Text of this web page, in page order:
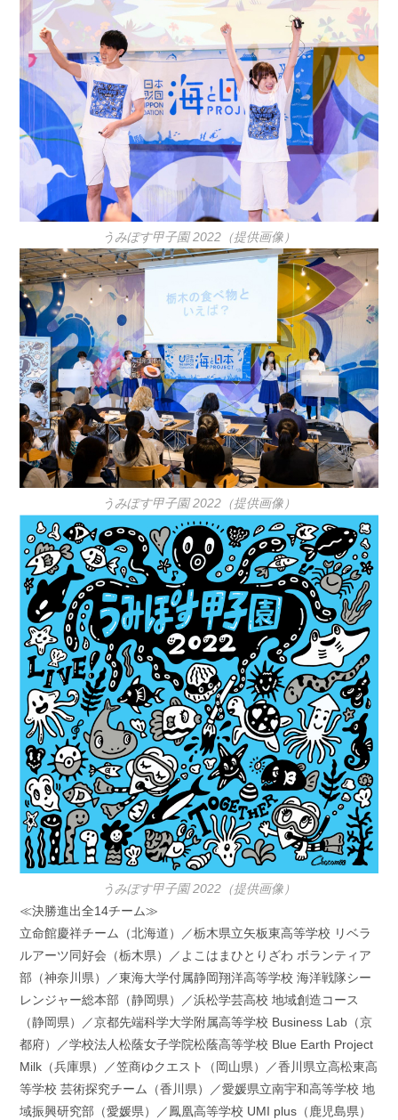
うみぽす甲子園 2022（提供画像）
うみぽす甲子園 2022（提供画像）
うみぽす甲子園 2022（提供画像）
≪決勝進出全14チーム≫
立命館慶祥チーム（北海道）／栃木県立矢板東高等学校 リベラ
ルアーツ同好会（栃木県）／よこはまひとりざわ ボランティア
部（神奈川県）／東海大学付属静岡翔洋高等学校 海洋戦隊シー
レンジャー総本部（静岡県）／浜松学芸高校 地域創造コース
（静岡県）／京都先端科学大学附属高等学校 Business Lab（京
都府）／学校法人松蔭女子学院松蔭高等学校 Blue Earth Project
Milk（兵庫県）／笠商ゆクエスト（岡山県）／香川県立高松東高
等学校 芸術探究チーム（香川県）／愛媛県立南宇和高等学校 地
域振興研究部（愛媛県）／鳳凰高等学校 UMI plus（鹿児島県）